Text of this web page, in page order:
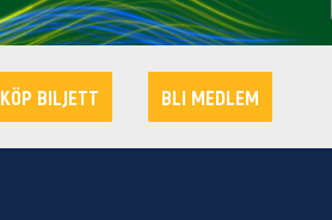
KÖP BILJETT BLI MEDLEM